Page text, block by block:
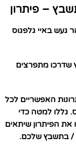
– פיתרון
געש באיי גלפגוס
שדרכו מתפרצים
האפשריים לכל
גללו למטה כדי
את הפיתרון שיתאים
/ בתשבץ שלכם.